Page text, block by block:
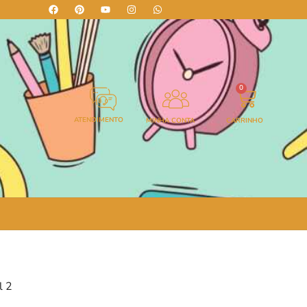
ATENDIMENTO MINHA CONTA
0
CARRINHO
2